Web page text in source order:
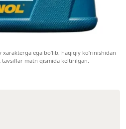
ega bo‘lib, haqiqiy ko‘rinishidan
matn qismida keltirilgan.